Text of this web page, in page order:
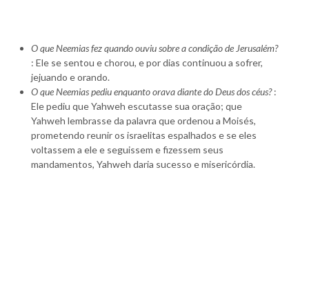
O que Neemias fez quando ouviu sobre a condição de Jerusalém?
: Ele se sentou e chorou, e por dias continuou a sofrer,
jejuando e orando.
O que Neemias pediu enquanto orava diante do Deus dos céus?:
Ele pediu que Yahweh escutasse sua oração; que
Yahweh lembrasse da palavra que ordenou a Moisés,
prometendo reunir os israelitas espalhados e se eles
voltassem a ele e seguissem e fizessem seus
mandamentos, Yahweh daria sucesso e misericórdia.